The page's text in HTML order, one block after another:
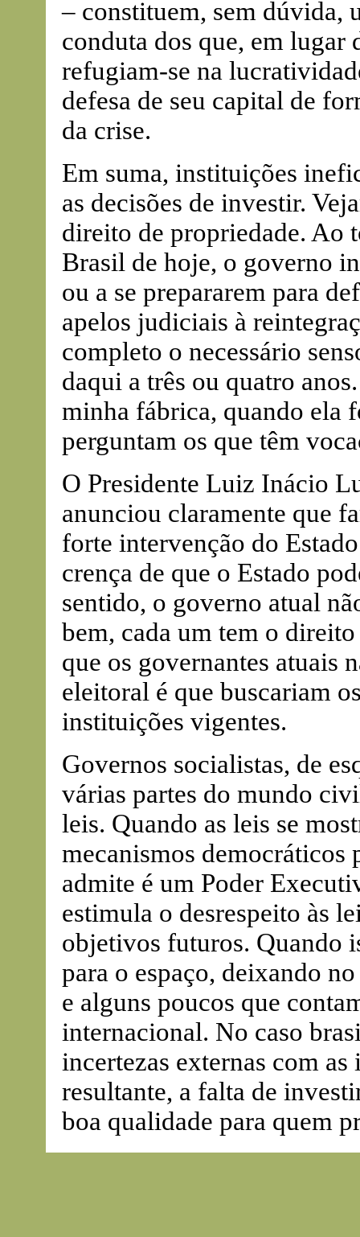
– constituem, sem dúvida,
conduta dos que, em
refugiam-se na
defesa de seu capital de
da crise.
Em suma, instituições
as decisões de investir.
direito de propriedade. Ao
Brasil de hoje, o governo
ou a se prepararem para
apelos judiciais à
completo o necessário
daqui a três ou quatro
minha fábrica, quando ela
perguntam os que têm
O Presidente Luiz Inácio
anunciou claramente que
forte intervenção do
crença de que o Estado
sentido, o governo atual
bem, cada um tem o
que os governantes atuais
eleitoral é que buscariam
instituições vigentes.
Governos socialistas, de
várias partes do mundo
leis. Quando as leis se
mecanismos democráticos
admite é um Poder
estimula o desrespeito às
objetivos futuros. Quando
para o espaço, deixando
e alguns poucos que
internacional. No caso
incertezas externas com
resultante, a falta de
boa qualidade para quem